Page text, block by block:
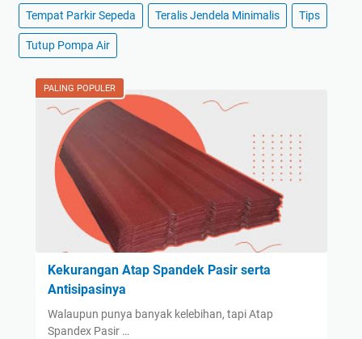
Tempat Parkir Sepeda Teralis Jendela Minimalis Tips
Tutup Pompa Air
PALING POPULER
Kekurangan Atap Spandek Pasir serta
Antisipasinya
Walaupun punya banyak kelebihan, tapi Atap
Spandex Pasir …